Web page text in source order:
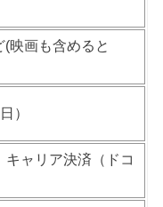
映画も含めると
）
キャリア決済（ドコ